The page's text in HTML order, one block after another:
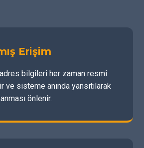
Erişim
bilgileri her zaman resmi
ve sisteme anında yansıtılarak
önlenir.